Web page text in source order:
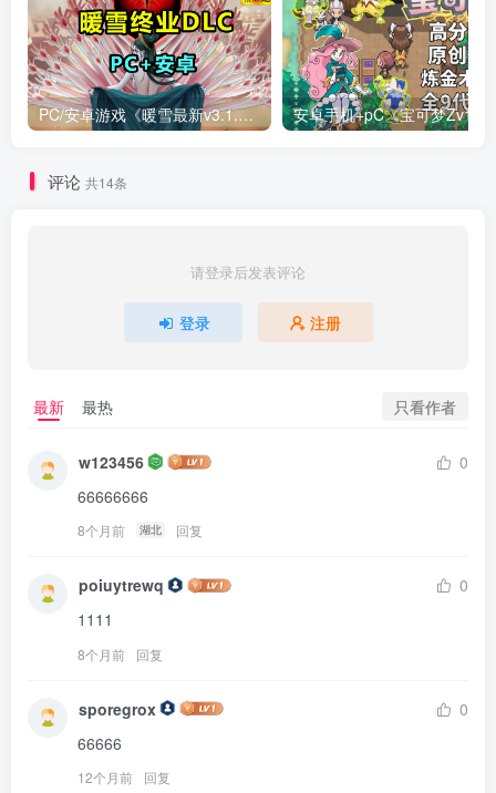
PC/安卓游戏《暖雪最新v3.1.0.1》终业DLC整合版！
评论 共14条
请登录后发表评论
登录 注册
最新 最热 只看作者
w123456
0
66666666
8个月前 湖北 回复
poiuytrewq
0
1111
8个月前 回复
sporegrox
0
66666
12个月前 回复